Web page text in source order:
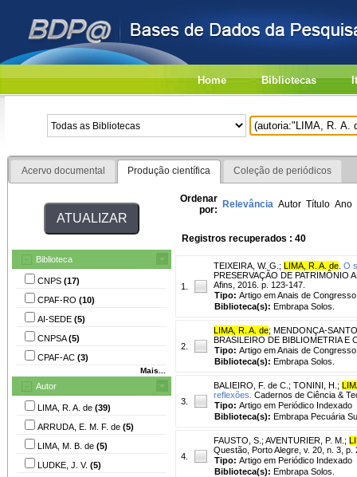
Home Bibliotecas
Acervo documental Produção científica Coleção de periódicos
Biblioteca
CNPS (17)
CPAF-RO (10)
AI-SEDE (5)
CNPSA(5)
CPAF-AC (3)
Mais...
Autor
LIMA, R. A. de (39)
ARRUDA, E. M. F. de (5)
LIMA, M. B. de (5)
LUDKE, J. V. (5)
Ordenar
por: Relevância Autor Título Ano
Registros recuperados : 40
1.
TEIXEIRA, W. G. ; LIMA, R. A. de O
PRESERVAÇÃO DE PATRIMÔNIO
Afins, 2016. p. 123-147.
Tipo: Artigo em Anais de Congresso
Biblioteca(s): Embrapa Solos.
2.
LIMA, R. A. de; MENDONÇA-
BRASILEIRO DE BIBLIOMETRIA E
Tipo: Artigo em Anais de Congresso
Biblioteca(s): Embrapa Solos.
3.
BALIEIRO, F. de C. ; TONINI, H. ;
reflexões. Cadernos de Ciência &
Tipo: Artigo em Periódico Indexado
Biblioteca(s): Embrapa Pecuária
4.
FAUSTO, S. ; AVENTURIER, P. M. ;
Questão, Porto Alegre, v. 20, n. 3,
Tipo: Artigo em Periódico Indexado
Biblioteca(s): Embrapa Solos.